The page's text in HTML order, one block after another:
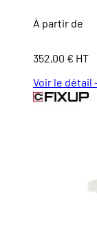
À partir de
352,00 € HT
Voir le détail